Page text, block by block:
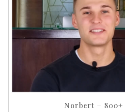
Norbert – 800+